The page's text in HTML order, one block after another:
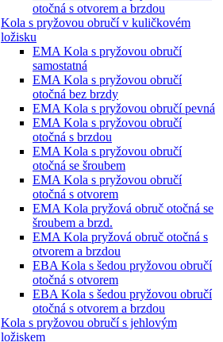
otočná s otvorem a brzdou
Kola s pryžovou obručí v kuličkovém
ložisku
EMA Kola s pryžovou obručí
samostatná
EMA Kola s pryžovou obručí
otočná bez brzdy
EMA Kola s pryžovou obručí pevná
EMA Kola s pryžovou obručí
otočná s brzdou
EMA Kola s pryžovou obručí
otočná se šroubem
EMA Kola s pryžovou obručí
otočná s otvorem
EMA Kola pryžová obruč otočná se
šroubem a brzd.
EMA Kola pryžová obruč otočná s
otvorem a brzdou
EBA Kola s šedou pryžovou obručí
otočná s otvorem
EBA Kola s šedou pryžovou obručí
otočná s otvorem a brzdou
Kola s pryžovou obručí s jehlovým
ložiskem